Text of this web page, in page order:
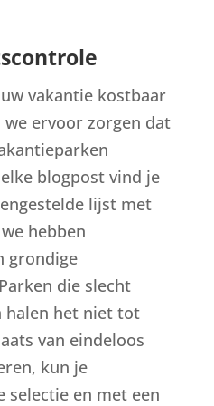
vakantie kostbaar
ervoor zorgen dat
blogpost vind je
lijst met
hebben
grondige
die slecht
halen het niet tot
van eindeloos
kun je
selectie en met een